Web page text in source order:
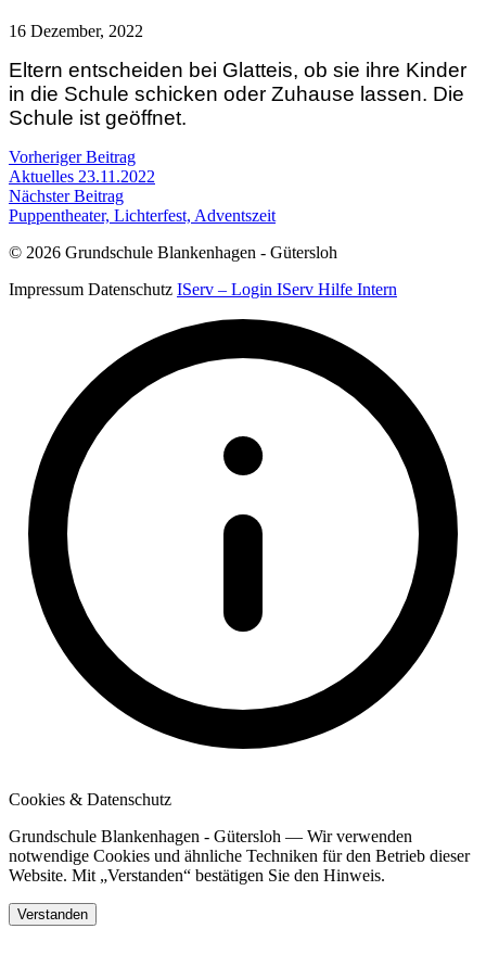
16 Dezember, 2022
Eltern entscheiden bei Glatteis, ob sie ihre Kinder
in die Schule schicken oder Zuhause lassen. Die
Schule ist geöffnet.
Beitragsnavigation
Vorheriger Beitrag
Aktuelles 23.11.2022
Nächster Beitrag
Puppentheater, Lichterfest, Adventszeit
© 2026 Grundschule Blankenhagen - Gütersloh
Impressum Datenschutz IServ – Login IServ Hilfe Intern
Cookies & Datenschutz
Grundschule Blankenhagen - Gütersloh — Wir verwenden
notwendige Cookies und ähnliche Techniken für den Betrieb dieser
Website. Mit „Verstanden“ bestätigen Sie den Hinweis.
Verstanden